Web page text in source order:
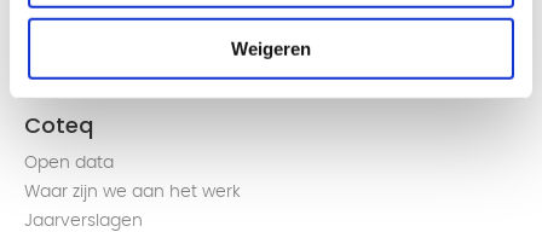
Weigeren
Groen gas produceren en terugleveren
Een volmacht aanvragen
Alles over de slimme meter
Coteq
Open data
Waar zijn we aan het werk
Jaarverslagen